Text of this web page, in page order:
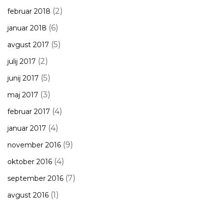
februar 2018 (2)
januar 2018 (6)
avgust 2017 (5)
julij 2017 (2)
junij 2017 (5)
maj 2017 (3)
februar 2017 (4)
januar 2017 (4)
november 2016 (9)
oktober 2016 (4)
september 2016 (7)
avgust 2016 (1)